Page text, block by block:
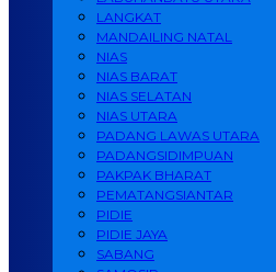
LANGKAT
MANDAILING NATAL
NIAS
NIAS BARAT
NIAS SELATAN
NIAS UTARA
PADANG LAWAS UTARA
PADANGSIDIMPUAN
PAKPAK BHARAT
PEMATANGSIANTAR
PIDIE
PIDIE JAYA
SABANG